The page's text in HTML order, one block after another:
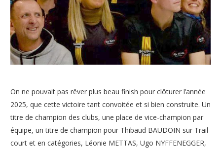
On ne pouvait pas rêver plus beau finish pour clôturer l’année
2025, que cette victoire tant convoitée et si bien construite. Un
titre de champion des clubs, une place de vice-champion par
équipe, un titre de champion pour Thibaud BAUDOIN sur Trail
court et en catégories, Léonie METTAS, Ugo NYFFENEGGER,